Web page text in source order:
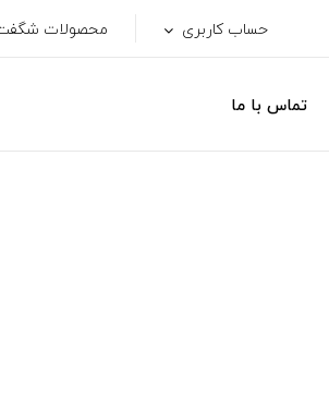
حساب کاربری محصولات
تماس با ما